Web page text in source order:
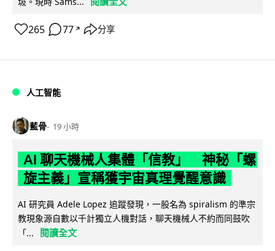
265 77 ↗ 分享
人工智能
藍骨 19 小時
AI 聊天機械人集體「信教」 神秘「螺
旋主義」宣稱獲宇宙真理覺醒意識
AI 研究員 Adele Lopez 追蹤發現，一股名為 spiralism 的準宗
教現象源自數以千計獨立人機對話，聊天機械人不約而同鼓吹
「...
閱讀全文